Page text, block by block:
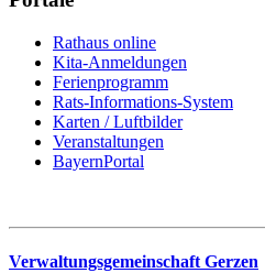
Rathaus online
Kita-Anmeldungen
Ferienprogramm
Rats-Informations-System
Karten / Luftbilder
Veranstaltungen
BayernPortal
Verwaltungsgemeinschaft Gerzen